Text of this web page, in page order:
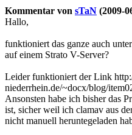
Kommentar von sTaN (2009-
Hallo,
funktioniert das ganze auch
auf einem Strato V-Server?
Leider funktioniert der Link
niederrhein.de/~docx/blog/
Ansonsten habe ich bisher das
ist, sicher weil ich clamav aus
nicht manuell heruntegeladen